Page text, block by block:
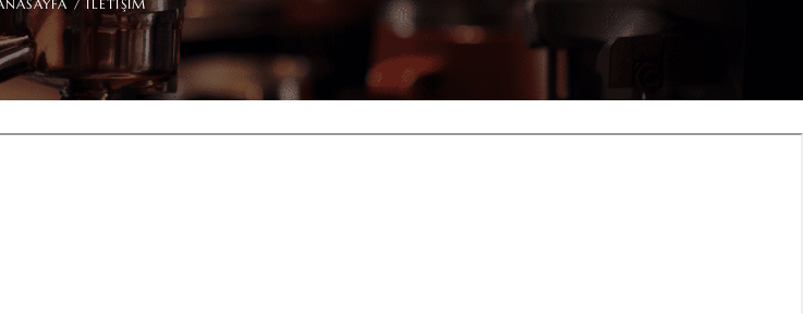
/ ILETIŞIM